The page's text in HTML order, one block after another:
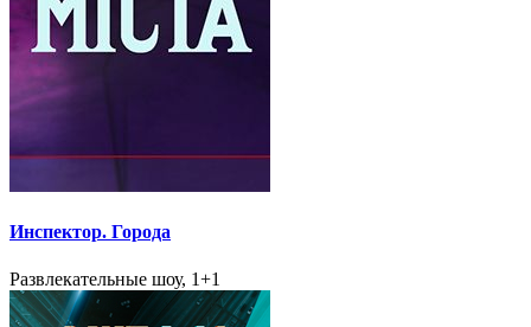
Инспектор. Города
Развлекательные шоу, 1+1